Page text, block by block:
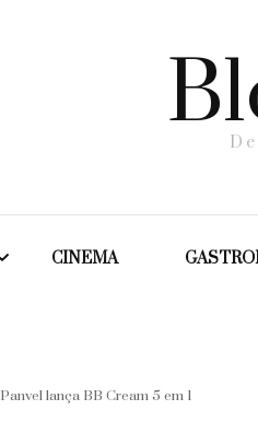
CINEMA
Panvel lança BB Cream 5 em 1